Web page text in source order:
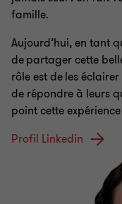
famille.
Aujourd’hui, en tant
de partager cette
rôle est de les
de répondre à leurs
point cette
Profil Linkedin